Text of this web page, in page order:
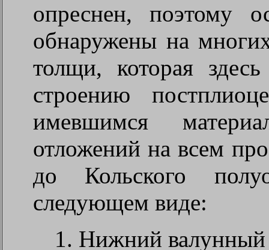
опреснен, поэтому
обнаружены на
толщи, которая
строению
имевшимся
отложений на всем
до Кольского
следующем виде:
1. Нижний валунный